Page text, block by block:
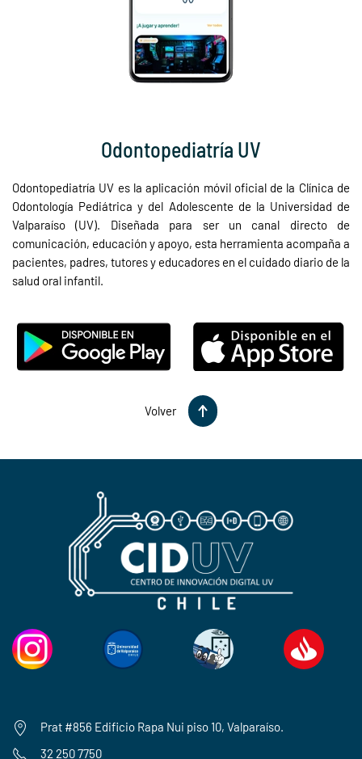
Odontopediatría UV
Odontopediatría UV es la aplicación móvil oficial de la Clínica de
Odontología Pediátrica y del Adolescente de la Universidad de
Valparaíso (UV). Diseñada para ser un canal directo de
comunicación, educación y apoyo, esta herramienta acompaña a
pacientes, padres, tutores y educadores en el cuidado diario de la
salud oral infantil.
Volver
Prat #856 Edificio Rapa Nui piso 10, Valparaíso.
32 250 7750